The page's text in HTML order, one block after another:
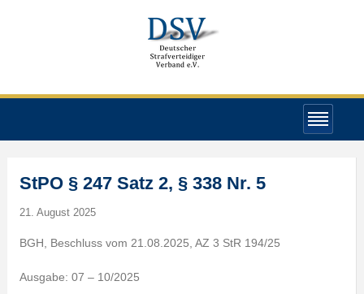
StPO § 247 Satz 2, § 338 Nr. 5
21. August 2025
BGH, Beschluss vom 21.08.2025, AZ 3 StR 194/25
Ausgabe: 07 – 10/2025